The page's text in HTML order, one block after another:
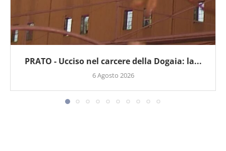
PRATO - Ucciso nel carcere della Dogaia: la...
6 Agosto 2026